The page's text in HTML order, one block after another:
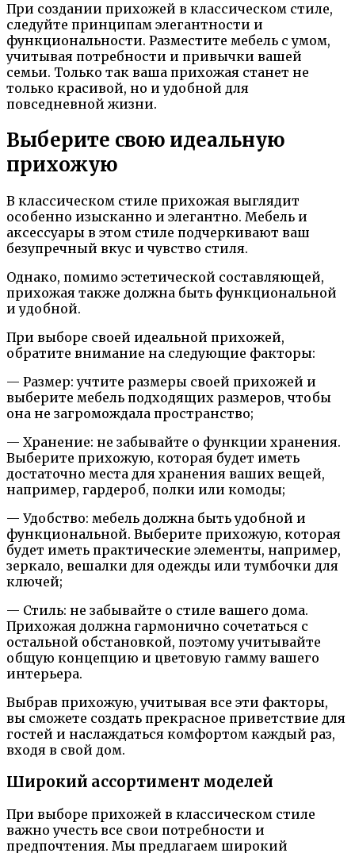
При создании прихожей в классическом стиле,
следуйте принципам элегантности и
функциональности. Разместите мебель с умом,
учитывая потребности и привычки вашей
семьи. Только так ваша прихожая станет не
только красивой, но и удобной для
повседневной жизни.
Выберите свою идеальную
прихожую
В классическом стиле прихожая выглядит
особенно изысканно и элегантно. Мебель и
аксессуары в этом стиле подчеркивают ваш
безупречный вкус и чувство стиля.
Однако, помимо эстетической составляющей,
прихожая также должна быть функциональной
и удобной.
При выборе своей идеальной прихожей,
обратите внимание на следующие факторы:
— Размер: учтите размеры своей прихожей и
выберите мебель подходящих размеров, чтобы
она не загромождала пространство;
— Хранение: не забывайте о функции хранения.
Выберите прихожую, которая будет иметь
достаточно места для хранения ваших вещей,
например, гардероб, полки или комоды;
— Удобство: мебель должна быть удобной и
функциональной. Выберите прихожую, которая
будет иметь практические элементы, например,
зеркало, вешалки для одежды или тумбочки для
ключей;
— Стиль: не забывайте о стиле вашего дома.
Прихожая должна гармонично сочетаться с
остальной обстановкой, поэтому учитывайте
общую концепцию и цветовую гамму вашего
интерьера.
Выбрав прихожую, учитывая все эти факторы,
вы сможете создать прекрасное приветствие для
гостей и наслаждаться комфортом каждый раз,
входя в свой дом.
Широкий ассортимент моделей
При выборе прихожей в классическом стиле
важно учесть все свои потребности и
предпочтения. Мы предлагаем широкий